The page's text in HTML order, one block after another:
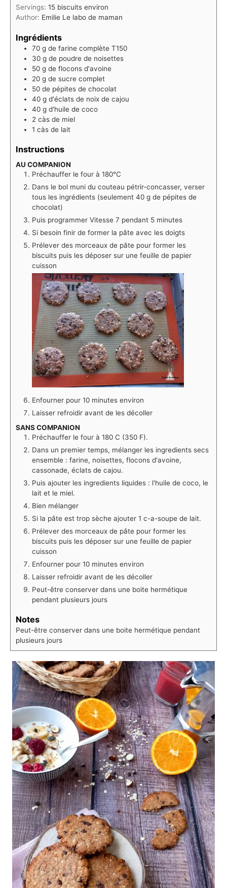
Servings: 15 biscuits environ
Author: Emilie Le labo de maman
Ingrédients
70 g de farine complète T150
30 g de poudre de noisettes
50 g de flocons d'avoine
20 g de sucre complet
50 de pépites de chocolat
40 g d'éclats de noix de cajou
40 g d'huile de coco
2 càs de miel
1 càs de lait
Instructions
AU COMPANION
Préchauffer le four à 180°C
Dans le bol muni du couteau pétrir-concasser, verser
tous les ingrédients (seulement 40 g de pépites de
chocolat)
Puis programmer Vitesse 7 pendant 5 minutes
Si besoin finir de former la pâte avec les doigts
Prélever des morceaux de pâte pour former les
biscuits puis les déposer sur une feuille de papier
cuisson
Enfourner pour 10 minutes environ
Laisser refroidir avant de les décoller
SANS COMPANION
Préchauffer le four à 180 C (350 F).
Dans un premier temps, mélanger les ingredients secs
ensemble : farine, noisettes, flocons d'avoine,
cassonade, éclats de cajou.
Puis ajouter les ingredients liquides : l'huile de coco, le
lait et le miel.
Bien mélanger
Si la pâte est trop sèche ajouter 1 c-a-soupe de lait.
Prélever des morceaux de pâte pour former les
biscuits puis les déposer sur une feuille de papier
cuisson
Enfourner pour 10 minutes environ
Laisser refroidir avant de les décoller
Peut-être conserver dans une boite hermétique
pendant plusieurs jours
Notes
Peut-être conserver dans une boite hermétique pendant
plusieurs jours